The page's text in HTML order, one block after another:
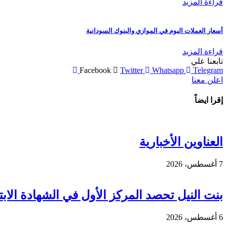
قراءة المزيد
أسعار العملات اليوم في الموازي والبنوك السودانية
قراءة المزيد
تابعنا علي
Facebook
Twitter Whatsapp
Telegram
اعلن معنا
إقرا ايضاً
العناوين الأخبارية
7 أغسطس، 2026
بنت النيل تحصد المركز الأول في الشهادة
6 أغسطس، 2026